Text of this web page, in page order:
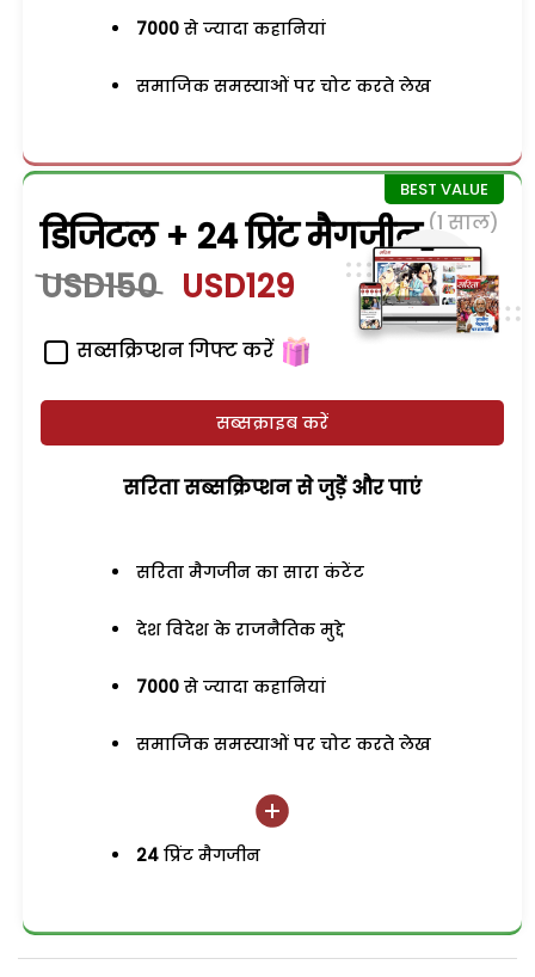
7000 से ज्यादा कहानियां
समाजिक समस्याओं पर चोट करते लेख
डिजिटल + 24 प्रिंट मैगजीन (1 साल)
USD150 USD129
सब्सक्रिप्शन गिफ्ट करें
सब्सक्राइब करें
सरिता सब्सक्रिप्शन से जुड़ेें और पाएं
सरिता मैगजीन का सारा कंटेंट
देश विदेश के राजनैतिक मुद्दे
7000 से ज्यादा कहानियां
समाजिक समस्याओं पर चोट करते लेख
24 प्रिंट मैगजीन